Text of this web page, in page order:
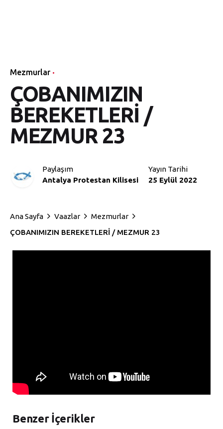
Mezmurlar
ÇOBANIMIZIN
BEREKETLERİ /
MEZMUR 23
Paylaşım
Antalya Protestan Kilisesi
Yayın Tarihi
25 Eylül 2022
Ana Sayfa Vaazlar
Mezmurlar
ÇOBANIMIZIN BEREKETLERİ / MEZMUR 23
Benzer İçerikler